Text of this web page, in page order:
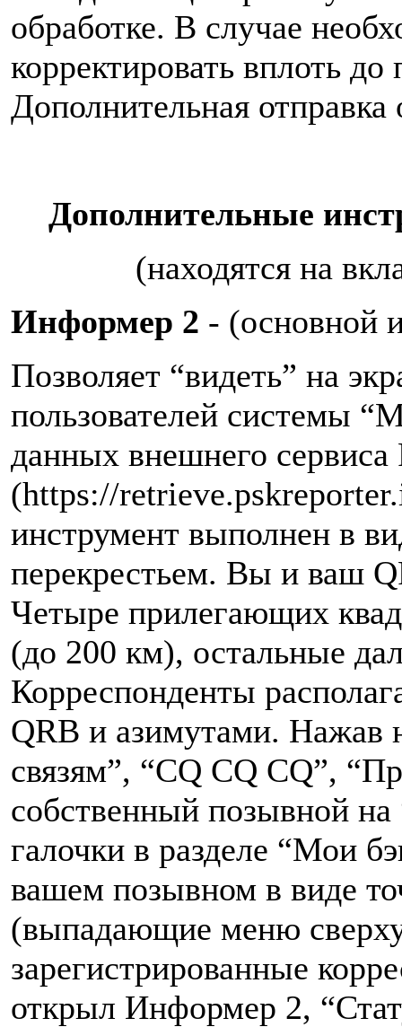
обработке. В случае
корректировать вплоть до
Дополнительная отправка
Дополнительные
(находятся на
Информер 2 - (основной
Позволяет “видеть” на
пользователей системы
данных внешнего сервиса
(https://
инструмент выполнен в
перекрестьем. Вы и ваш
Четыре прилегающих
(до 200 км), остальные
Корреспонденты
QRB и азимутами. Нажав
связям”, “CQ CQ CQ”,
собственный позывной на
галочки в разделе “Мои
вашем позывном в виде
(выпадающие меню
зарегистрированные
открыл Информер 2,